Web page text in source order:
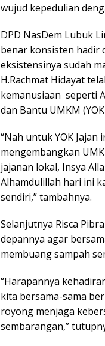
wujud kepedulian
DPD NasDem Lubuk
benar konsisten hadir
eksistensinya sudah
H.Rachmat Hidayat
kemanusiaan seperti
dan Bantu UMKM (YOK
“Nah untuk YOK
mengembangkan
jajanan lokal, Insya
Alhamdulillah hari ini
sendiri,” tambahnya.
Selanjutnya Risca
depannya agar
membuang sampah
“Harapannya
kita bersama-sama
royong menjaga
sembarangan,”